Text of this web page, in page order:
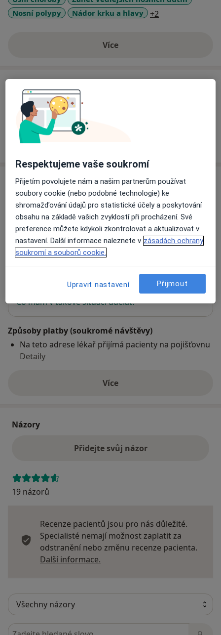
Nosní polypy
Nádor krku a hlavy +2
Víceo zkušenostech
Ceník
Informace o službách a cenách nejsou k dispozici
Tento specialista ještě nepřidával žádné informace o
svých službách.
Adresa
ORL HRDLIČKA s.r.o. - MUDr. Marie
Hrdličková
Masarykovo náměstí 2667, Pardubice53002
Přiblížit mapu
Na této adrese online kalendář není aktivní
Co mám v takové situaci udělat?
Způsoby platby (soukromé návštěvy)
Na teto adrese lékař přijímá pacienty na pojišťovnu
Detaily
Víceo adrese
Názory
Přidejte svůj názor
19 názorů
Recenze pacientů jsou pro nás důležité.
Specialisté nemají možnost zaplatit za
odstranění nebo změnu recenze pacienta.
Další informace.
Hledejte v názorech
Respektujeme vaše soukromí
Přijetím povolujete nám a našim partnerům používat
soubory cookie (nebo podobné technologie) ke
shromažďování údajů pro statistické účely a poskytování
obsahu na základě vašich zvyklostí při procházení. Své
preference můžete kdykoli zkontrolovat a aktualizovat v
nastavení. Další informace naleznete v zásadách ochrany
soukromí a souborů cookie.
Upravit nastavení Přijmout